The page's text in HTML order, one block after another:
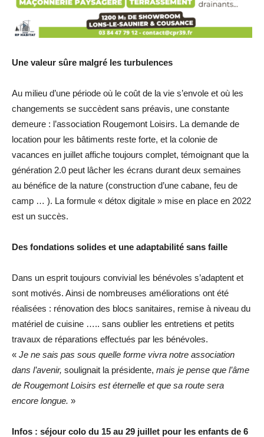
Une valeur sûre malgré les turbulences
Au milieu d’une période où le coût de la vie s’envole et où les
changements se succèdent sans préavis, une constante
demeure : l’association Rougemont Loisirs. La demande de
location pour les bâtiments reste forte, et la colonie de
vacances en juillet affiche toujours complet, témoignant que la
génération 2.0 peut lâcher les écrans durant deux semaines
au bénéfice de la nature (construction d’une cabane, feu de
camp … ). La formule « détox digitale » mise en place en 2022
est un succès.
Des fondations solides et une adaptabilité sans faille
Dans un esprit toujours convivial les bénévoles s’adaptent et
sont motivés. Ainsi de nombreuses améliorations ont été
réalisées : rénovation des blocs sanitaires, remise à niveau du
matériel de cuisine ….. sans oublier les entretiens et petits
travaux de réparations effectués par les bénévoles.
« Je ne sais pas sous quelle forme vivra notre association
dans l’avenir, soulignait la présidente, mais je pense que l’âme
de Rougemont Loisirs est éternelle et que sa route sera
encore longue. »
Infos : séjour colo du 15 au 29 juillet pour les enfants de 6